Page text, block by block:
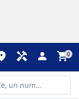
handyman person shopping_cart0